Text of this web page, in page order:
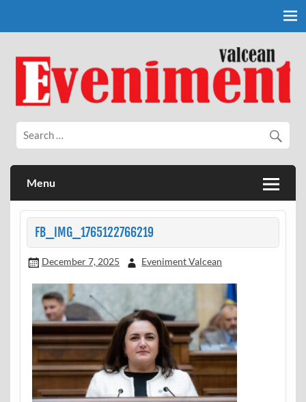
Eveniment Valcean
Menu
FB_IMG_1765122766219
December 7, 2025 Eveniment Valcean